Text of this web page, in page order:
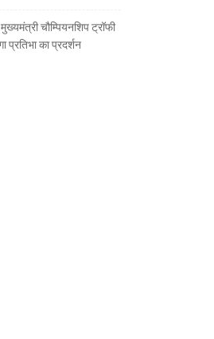
चौम्पियनशिप ट्रॉफी
प्रतिभा का प्रदर्शन